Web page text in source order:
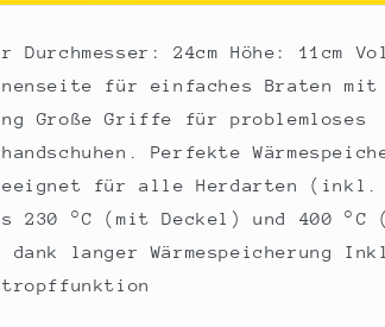
Durchmesser: 24cm Höhe: 11cm
für einfaches Braten mit
Große Griffe für problemloses
Perfekte
Geeignet für alle Herdarten (inkl.
°C (mit Deckel) und 400 °C
dank langer Wärmespeicherung